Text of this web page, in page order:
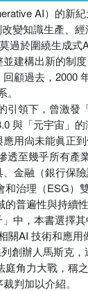
AI）的新
變知識生產、
於圍繞生成式
建構出新的制
過去，2000
領下，曾激
與「元宇宙」
尙未能眞正
至幾乎所有
金融（銀行保
治理（ESG
普遍性與持續
中，本書選擇其
AI 技術和應
創辦人馬斯克
角力大戰，
判加以介紹。